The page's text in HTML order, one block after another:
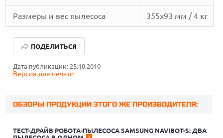
Размеры и вес пылесоса 355х93 мм / 4 кг
Дата публикации: 25.10.2010
Версия для печати
ПОДЕЛИТЬСЯ
ОБЗОРЫ ПРОДУКЦИИ ЭТОГО ЖЕ ПРОИЗВОДИТЕЛЯ:
ТЕСТ-ДРАЙВ РОБОТА-ПЫЛЕСОСА SAMSUNG NAVIBOT-S: ДВА